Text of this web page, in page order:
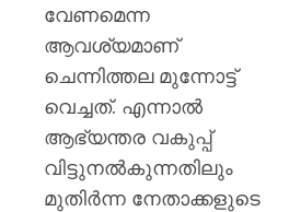
വേണമെന്ന
ആവശ്യമാണ്
ചെന്നിത്തല മുന്നോട്ട്
വെച്ചത്. എന്നാൽ
ആഭ്യന്തര വകുപ്പ്
വിട്ടുനൽകുന്നതിലും
മുതിർന്ന നേതാക്കളുടെ